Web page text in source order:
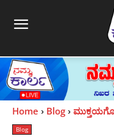
Home Blog
Blog